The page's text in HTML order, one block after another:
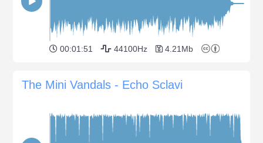
00:01:51 44100Hz 4.21Mb
The Mini Vandals - Echo Sclavi